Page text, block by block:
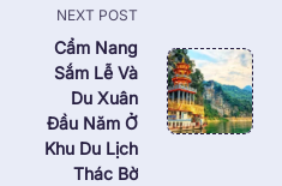
NEXT POST
Cẩm Nang
Sắm Lễ Và
Du Xuân
Đầu Năm Ở
Khu Du Lịch
Thác Bờ